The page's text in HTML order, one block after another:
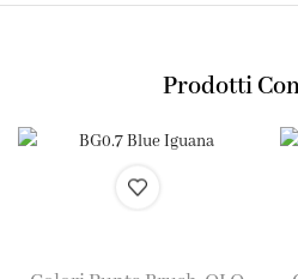
Prodotti